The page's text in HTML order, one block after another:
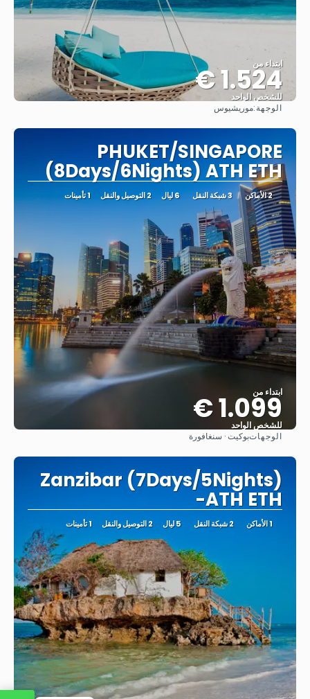
ابتداء من
1.524 €
للشخص الواحد
الوجهة:موريشيوس
PHUKET/SINGAPORE
(8Days/6Nights) ATH ETH
2 الأماكن 3 شبكة النقل 6 ليال 2 التوصيل والنقل 1 تأمينات
ابتداء من
1.099 €
للشخص الواحد
الوجهاتبوكيت · سنغافورة
Zanzibar (7Days/5Nights)
-ATH ETH
1 الأماكن 2 شبكة النقل 5 ليال 2 التوصيل والنقل 1 تأمينات